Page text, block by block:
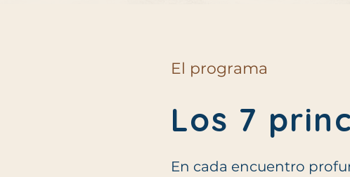
El programa
Los 7
En cada encuentro